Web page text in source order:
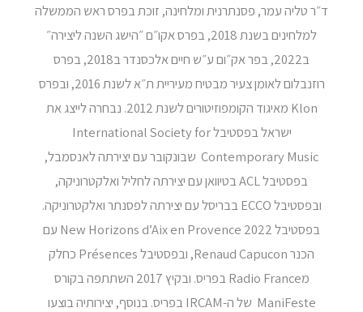
ד״ר טליה עמר, פסנתרנית ומלחינה, זוכת בפרס ראש הממשלה
למלחינים בשנת 2018, בפרס אקו״ם ״הישג השנה ליצירה״
ב2022, בפר אק״ום ע״ש חיים אלכסנדר ב2018, בפרס
רוזנבלום לאומן צעיר מבטיח מעיריית ת״א לשנת 2016, ובפרס
Klon מאיגוד הקומפוזיטורים לשנת 2012. נבחרה לייצג את
ישראל בפסטיבל International Society for
Contemporary Music שבונקובר עם יצירתה לאנסמבל,
בפסטיבל ACL בטיוואן עם יצירתה לחליל ואלקטרוניקה,
ובפסטיבל ECCO בבריסל עם יצירתה לפסנתר ואלקטרוניקה.
בפסטיבל New Horizons d’Aix en Provence 2022 עם
הכנר Renaud Capucon, ובפסטיבל Présences כחלק
מRadio France בפריס. ובקיץ 2017 השתתפה בקורס
ManiFeste של ה-IRCAM בפריס. בנוסף, יצירותיה בוצעו